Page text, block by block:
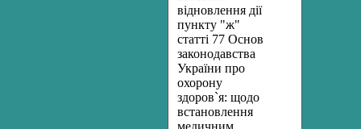
відновлення дії
пункту "ж"
статті 77 Основ
законодавства
України про
охорону
здоров`я: щодо
встановлення
медичним